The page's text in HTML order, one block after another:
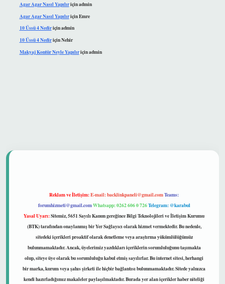
Agar Agar Nasıl Yapılıriçinadmin
Agar Agar Nasıl YapılıriçinEmre
10 Üssü 4 Nediriçinadmin
10 Üssü 4 NediriçinNehir
Makyaj Kontür Neyle Yapılıriçinadmin
Reklam ve İletişim:E-mail:backlinkpaneli@gmail.comTeams:
forumhizmeti@gmail.comWhatsapp: 0262 606 0 726Telegram: @karabul
Yasal Uyarı:Sitemiz, 5651 Sayılı Kanun gereğince Bilgi Teknolojileri ve İletişim Kurumu
(BTK) tarafından onaylanmış bir Yer Sağlayıcı olarak hizmet vermektedir. Bu nedenle,
sitedeki içerikleri proaktif olarak denetleme veya araştırma yükümlülüğümüz
bulunmamaktadır. Ancak, üyelerimiz yazdıkları içeriklerin sorumluluğunu taşımakta
olup, siteye üye olarak bu sorumluluğu kabul etmiş sayılırlar. Bu internet sitesi, herhangi
bir marka, kurum veya şahıs şirketi ile hiçbir bağlantısı bulunmamaktadır. Sitede yalnızca
kendi hazırladığımız makaleler paylaşılmaktadır. Burada yer alan içerikler haber niteliği